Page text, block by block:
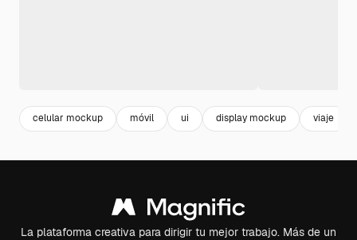
celular mockup móvil ui display mockup viaje
La plataforma creativa para dirigir tu mejor trabajo. Más de un